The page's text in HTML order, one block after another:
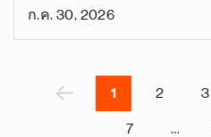
ก.ค. 30, 2026
‹ 1 2 3
7 …